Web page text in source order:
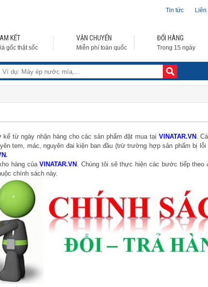
Tin tức Liên
KẾT
gốc thật sốc
VẬN CHUYỂN
Miễn phí toàn quốc
ĐỔI HÀNG
Trong 15 ngày
kể từ ngày nhận hàng cho các sản phẩm đặt mua tại VINATAR.VN .
tem, mác, nguyên đai kiện ban đầu (trừ trường hợp sản phẩm bị
.
hàng củaVINATAR.VN . Chúng tôi sẽ thực hiện các bước tiếp theo
chính sách này.